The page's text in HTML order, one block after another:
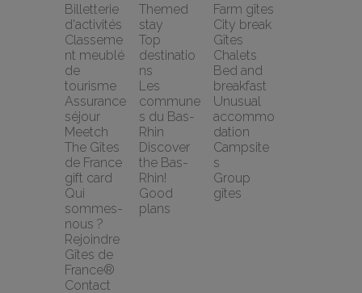
Billetterie
d'activités
Classeme
nt meublé
de
tourisme
Assurance
séjour
Meetch
The Gîtes
de France
gift card
Qui
sommes-
nous ?
Rejoindre
Gîtes de
France®
Contact
Themed
stay
Top
destinatio
ns
Les
commune
s du Bas-
Rhin
Discover
the Bas-
Rhin!
Good
plans
Farm gîtes
City break
Gîtes
Chalets
Bed and
breakfast
Unusual
accommo
dation
Campsite
s
Group
gîtes